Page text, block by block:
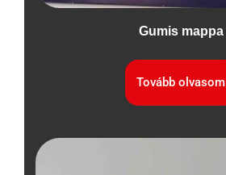
Gumis mappa
Tovább olvasom